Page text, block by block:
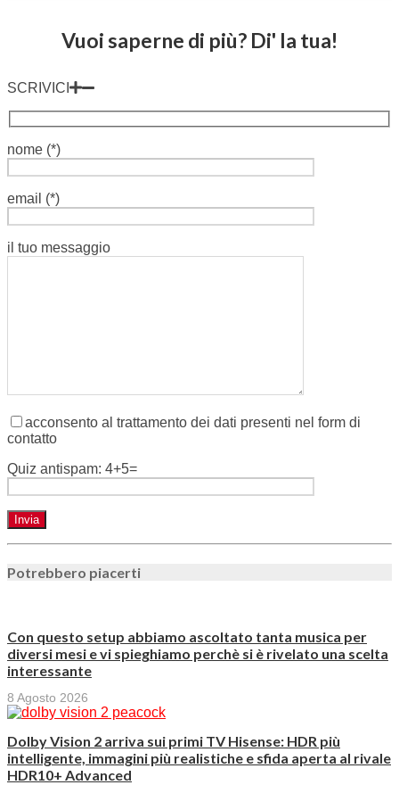
Vuoi saperne di più? Di' la tua!
SCRIVICI
nome (*)
email (*)
il tuo messaggio
acconsento al trattamento dei dati presenti nel form di
contatto
Quiz antispam: 4+5=
Potrebbero piacerti
Con questo setup abbiamo ascoltato tanta musica per
diversi mesi e vi spieghiamo perchè si è rivelato una scelta
interessante
8 Agosto 2026
Dolby Vision 2 arriva sui primi TV Hisense: HDR più
intelligente, immagini più realistiche e sfida aperta al rivale
HDR10+ Advanced